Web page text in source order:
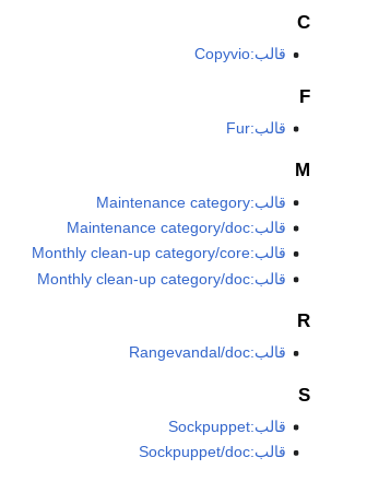
C
قالب:Copyvio
F
قالب:Fur
M
قالب:Maintenance category
قالب:Maintenance category/doc
قالب:Monthly clean-up category/core
قالب:Monthly clean-up category/doc
R
قالب:Rangevandal/doc
S
قالب:Sockpuppet
قالب:Sockpuppet/doc